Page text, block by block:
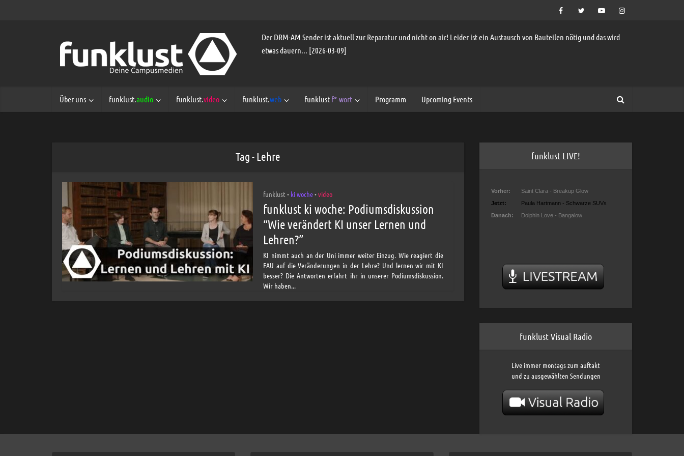
Der DRM-AM Sender ist aktuell zur Reparatur und nicht on air! Leider ist ein Austausch von Bauteilen nötig und das wird
etwas dauern... [2026-03-09]
Über uns funklust.audio funklust.video funklust.web funklust f*-wort Programm Upcoming Events
Tag - Lehre
funklust • ki woche•video
funklust ki woche: Podiumsdiskussion
“Wie verändert KI unser Lernen und
Lehren?”
KI nimmt auch an der Uni immer weiter Einzug. Wie reagiert die
FAU auf die Veränderungen in der Lehre? Und lernen wir mit KI
besser? Die Antworten erfahrt ihr in unserer Podiumsdiskussion.
Wir haben...
funklust LIVE!
funklust Visual Radio
Live immer montags zum auftakt
und zu ausgewählten Sendungen